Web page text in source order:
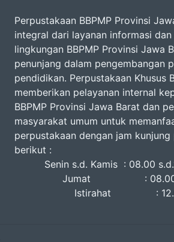
Perpustakaan BBPMP Provinsi
integral dari layanan informasi
lingkungan BBPMP Provinsi Jawa
penunjang dalam pengembangan
pendidikan. Perpustakaan Khusus
memberikan pelayanan internal
BBPMP Provinsi Jawa Barat dan
masyarakat umum untuk
perpustakaan dengan jam
Senin s.d. Kamis :
Jumat : 08.00
Istirahat : 12.00 s.d.